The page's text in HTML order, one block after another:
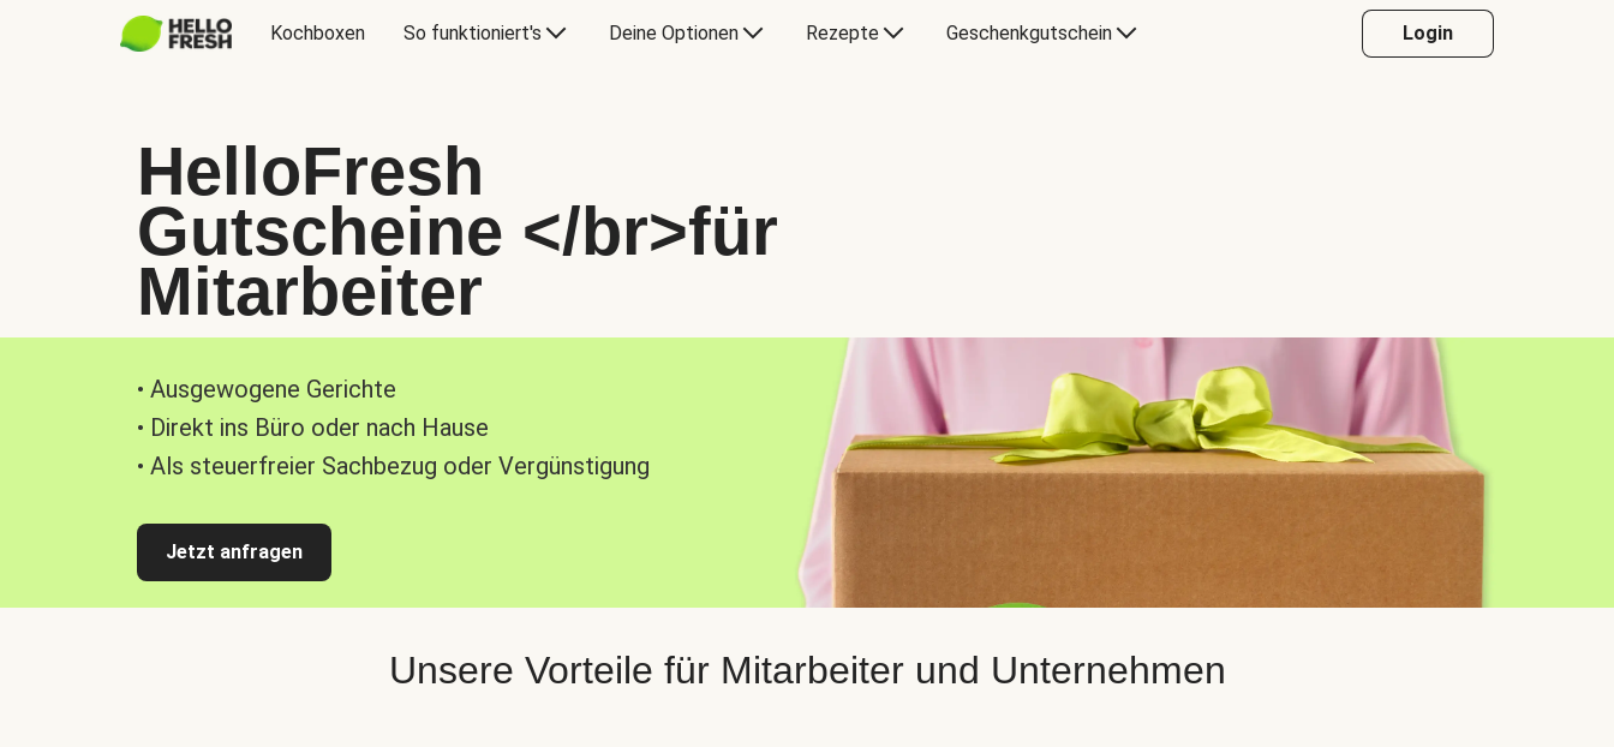
Kochboxen So funktioniert's Deine Optionen Rezepte Geschenkgutschein Login
HelloFresh
Gutscheine </br>für
Mitarbeiter
• Ausgewogene Gerichte
• Direkt ins Büro oder nach Hause
• Als steuerfreier Sachbezug oder Vergünstigung
Jetzt anfragen
Unsere Vorteile für Mitarbeiter und Unternehmen